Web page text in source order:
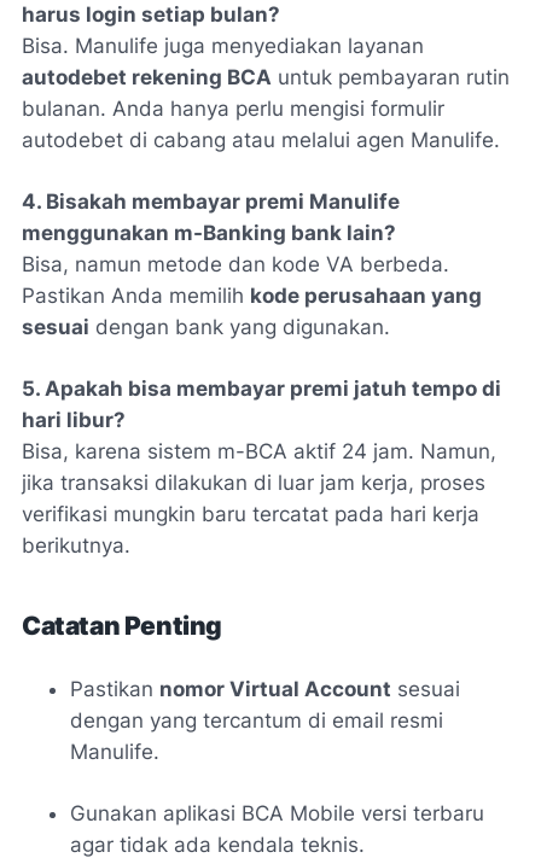
harus login setiap bulan?
Bisa. Manulife juga menyediakan layanan
autodebet rekening BCA untuk pembayaran rutin
bulanan. Anda hanya perlu mengisi formulir
autodebet di cabang atau melalui agen Manulife.
4. Bisakah membayar premi Manulife
menggunakan m-Banking bank lain?
Bisa, namun metode dan kode VA berbeda.
Pastikan Anda memilih kode perusahaan yang
sesuai dengan bank yang digunakan.
5. Apakah bisa membayar premi jatuh tempo di
hari libur?
Bisa, karena sistem m-BCA aktif 24 jam. Namun,
jika transaksi dilakukan di luar jam kerja, proses
verifikasi mungkin baru tercatat pada hari kerja
berikutnya.
Catatan Penting
Pastikan nomor Virtual Account sesuai
dengan yang tercantum di email resmi
Manulife.
Gunakan aplikasi BCA Mobile versi terbaru
agar tidak ada kendala teknis.